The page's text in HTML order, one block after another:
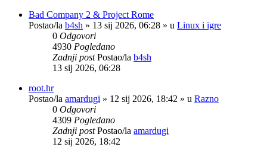
Bad Company 2 & Project Rome
Postao/la b4sh » 13 sij 2026, 06:28 » u Linux i igre
0 Odgovori
4930 Pogledano
Zadnji postPostao/la b4sh
13 sij 2026, 06:28
root.hr
Postao/la amardugi » 12 sij 2026, 18:42 » u Razno
0 Odgovori
4309 Pogledano
Zadnji postPostao/la amardugi
12 sij 2026, 18:42